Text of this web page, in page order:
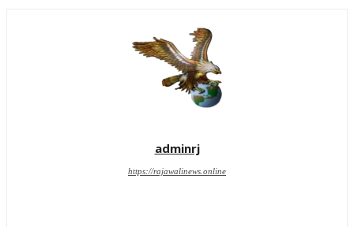
adminrj
https://rajawalinews.online